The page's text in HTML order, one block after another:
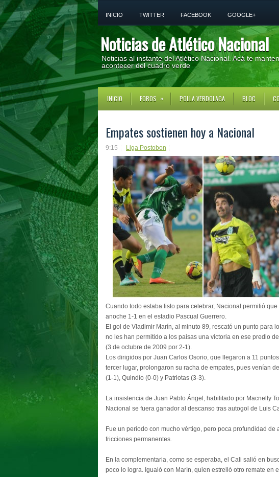
INICIO TWITTER FACEBOOK GOOGLE+
Noticias de Atlético Nacional
Noticias al instante del Atlético Nacional. Acá te
acontecer del cuadro verde
INICIO FOROS » POLLA VERDOLAGA BLOG
Empates sostienen hoy a Nacional
9:15 Liga Postobon
Cuando todo estaba listo para celebrar, Nacional permitió
anoche 1-1 en el estadio Pascual Guerrero.
El gol de Vladimir Marín, al minuto 89, rescató un punto para
no les han permitido a los paisas una victoria en ese predio
(3 de octubre de 2009 por 2-1).
Los dirigidos por Juan Carlos Osorio, que llegaron a 11
tercer lugar, prolongaron su racha de empates, pues venían
(1-1), Quindío (0-0) y Patriotas (3-3).
La insistencia de Juan Pablo Ángel, habilitado por Macnelly
Nacional se fuera ganador al descanso tras autogol de Luis
Fue un periodo con mucho vértigo, pero poca profundidad de
fricciones permanentes.
En la complementaria, como se esperaba, el Cali salió en
poco lo logra. Igualó con Marín, quien estrelló otro remate en